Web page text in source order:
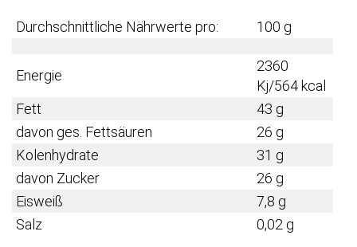
Durchschnittliche Nährwerte pro: 100 g
Energie
2360
Kj/564 kcal
Fett
43 g
davon ges. Fettsäuren
26 g
Kolenhydrate
31 g
davon Zucker
26 g
Eisweiß
7,8 g
Salz
0,02 g